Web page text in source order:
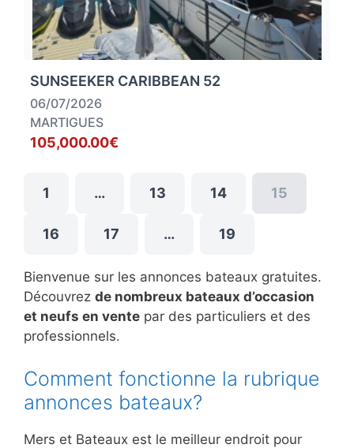
SUNSEEKER CARIBBEAN 52
06/07/2026
MARTIGUES
105,000.00€
1 … 13 14 15
16 17 … 19
Bienvenue sur les annonces bateaux gratuites.
Découvrez de nombreux bateaux d’occasion
et neufs en vente par des particuliers et des
professionnels.
Comment fonctionne la rubrique
annonces bateaux?
Mers et Bateaux est le meilleur endroit pour